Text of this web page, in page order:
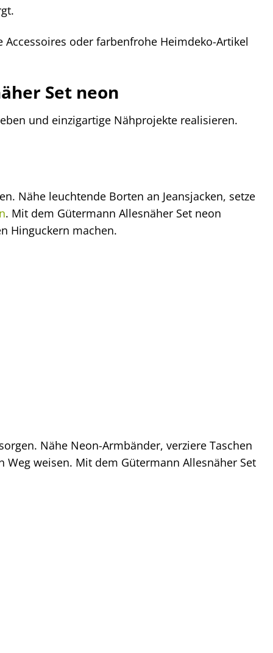
oder farbenfrohe Heimdeko-Artikel
Set neon
und einzigartige Nähprojekte realisieren.
Nähe leuchtende Borten an Jeansjacken, setze
. Mit dem Gütermann Allesnäher Set neon
Hinguckern machen.
Nähe Neon-Armbänder, verziere Taschen
weisen. Mit dem Gütermann Allesnäher Set